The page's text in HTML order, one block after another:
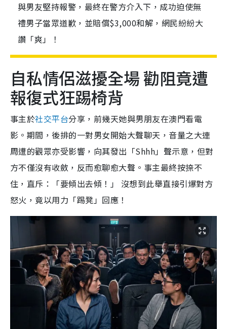
與男友堅持報警，最終在警方介入下，成功迫使無
禮男子當眾道歉，並賠償$3,000和解，網民紛紛大
讚「爽」！
自私情侶滋擾全場 勸阻竟遭
報復式狂踢椅背
事主於社交平台分享，前幾天她與男朋友在澳門看電
影。期間，後排的一對男女開始大聲聊天，音量之大連
周遭的觀眾亦受影響，向其發出「Shhh」聲示意，但對
方不僅沒有收斂，反而愈聊愈大聲。事主最終按捺不
住，直斥：「要傾出去傾！」 沒想到此舉直接引爆對方
怒火，竟以用力「踢凳」回應！